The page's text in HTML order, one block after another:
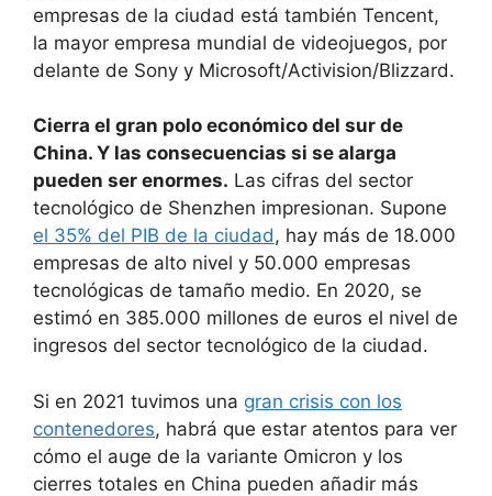
empresas de la ciudad está también Tencent,
la mayor empresa mundial de videojuegos, por
delante de Sony y Microsoft/Activision/Blizzard.
Cierra el gran polo económico del sur de
China. Y las consecuencias si se alarga
pueden ser enormes. Las cifras del sector
tecnológico de Shenzhen impresionan. Supone
el 35% del PIB de la ciudad, hay más de 18.000
empresas de alto nivel y 50.000 empresas
tecnológicas de tamaño medio. En 2020, se
estimó en 385.000 millones de euros el nivel de
ingresos del sector tecnológico de la ciudad.
Si en 2021 tuvimos una gran crisis con los
contenedores, habrá que estar atentos para ver
cómo el auge de la variante Omicron y los
cierres totales en China pueden añadir más